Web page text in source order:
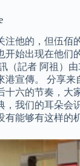
他的，但伍佰
开始出现在他们
（記者 阿祖）
宣傳。 分享来
十六的节奏，大
，我们的耳朵会
能够有这样的